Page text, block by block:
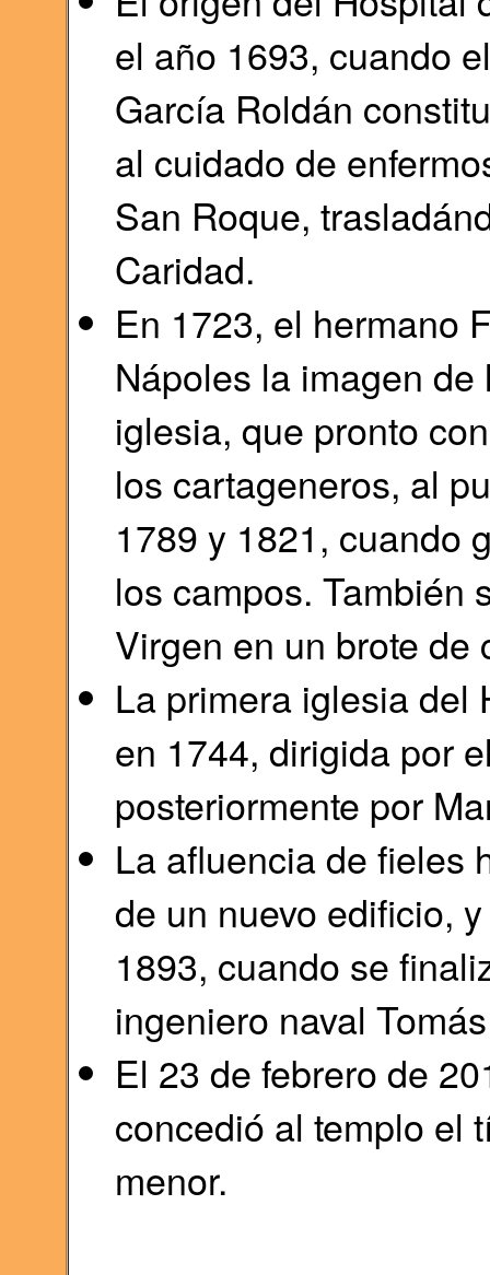
el año 1693, cuando
García Roldán
al cuidado de
San Roque,
Caridad.
En 1723, el hermano
Nápoles la imagen
iglesia, que pronto
los cartageneros, al
1789 y 1821, cuando
los campos. También
Virgen en un brote de
La primera iglesia del
en 1744, dirigida por
posteriormente por
La afluencia de fieles
de un nuevo edificio,
1893, cuando se
ingeniero naval
El 23 de febrero de
concedió al templo el
menor.